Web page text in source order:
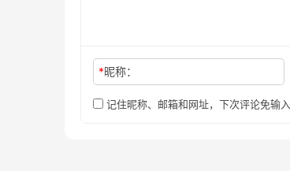
*昵称：
记住昵称、邮箱和网址，下次评论免输入